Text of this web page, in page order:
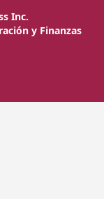
Inc.
y Finanzas